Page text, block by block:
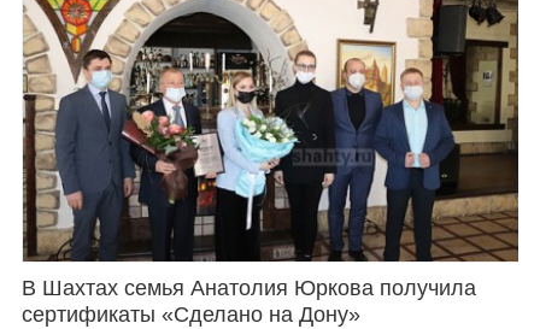
Карты
Фотогалерея
В Шахтах семья Анатолия Юркова получила
сертификаты «Сделано на Дону»